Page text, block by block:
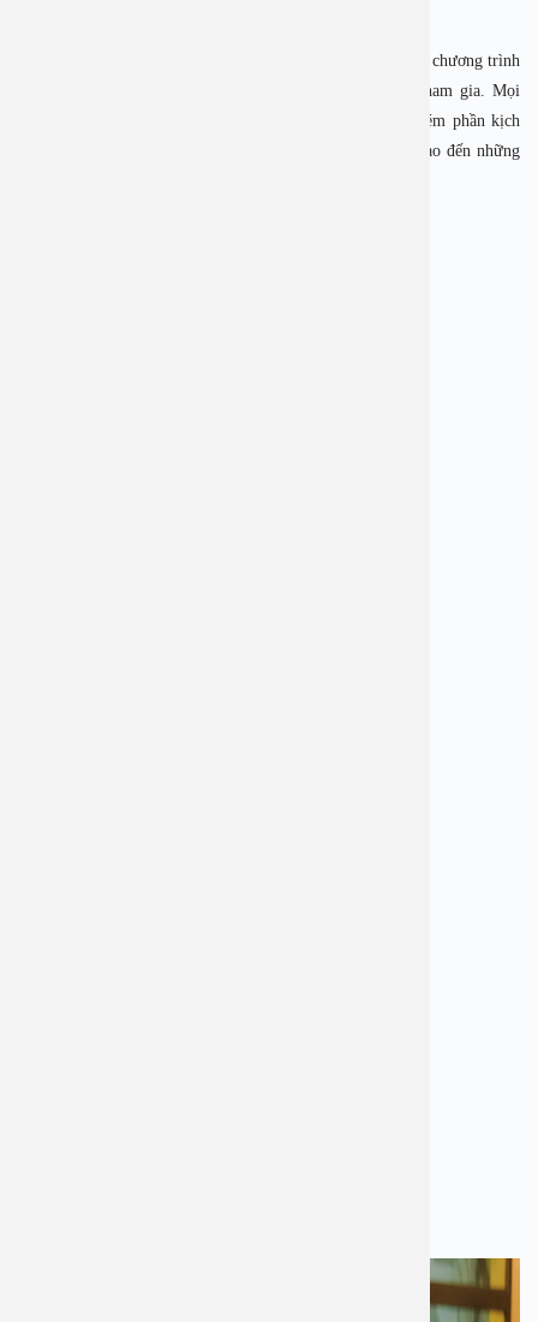
Để tạo không khí sôi nổi đầu xuân, Ban tổ chức đã tổ chức chương trình
“đuổi hình bắt chữ” để toàn thể CNBV bệnh viện cùng tham gia. Mọi
người đã tham gia trò chơi vô cùng vui nhộn và không kém phần kịch
tính. Những phần quà nhỏ bé nhưng đầy giá trị đã được trao đến những